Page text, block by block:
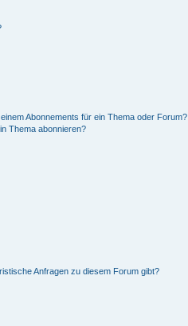
Abonnements für ein Thema oder Forum?
Thema abonnieren?
Anfragen zu diesem Forum gibt?